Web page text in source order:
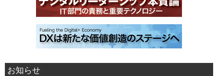
お知らせ